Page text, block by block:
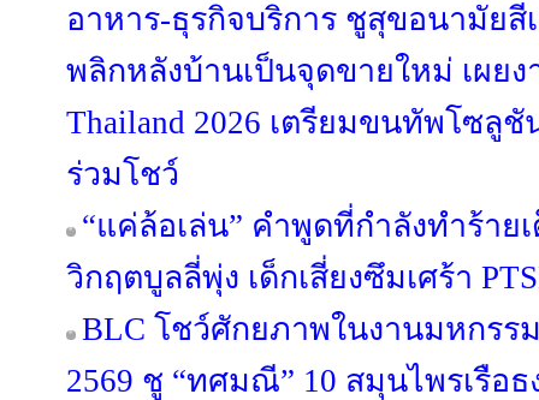
อาหาร-ธุรกิจบริการ ชูสุขอนามัยสี
พลิกหลังบ้านเป็นจุดขายใหม่ เผยง
Thailand 2026 เตรียมขนทัพโซลู
ร่วมโชว์
“แค่ล้อเล่น” คำพูดที่กำลังทำร้าย
วิกฤตบูลลี่พุ่ง เด็กเสี่ยงซึมเศร้า
BLC โชว์ศักยภาพในงานมหกร
2569 ชู “ทศมณี” 10 สมุนไพรเรือ